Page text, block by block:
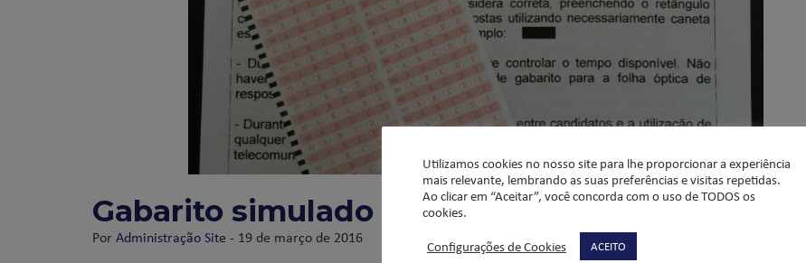
Gabarito simulado FUVEST – Ensino Médio
PorAdministração Site - 19 de março de 2016
Utilizamos cookies no nosso site para lhe proporcionar a experiência
mais relevante, lembrando as suas preferências e visitas repetidas.
Ao clicar em “Aceitar”, você concorda com o uso de TODOS os
cookies.
Configurações de Cookies
ACEITO